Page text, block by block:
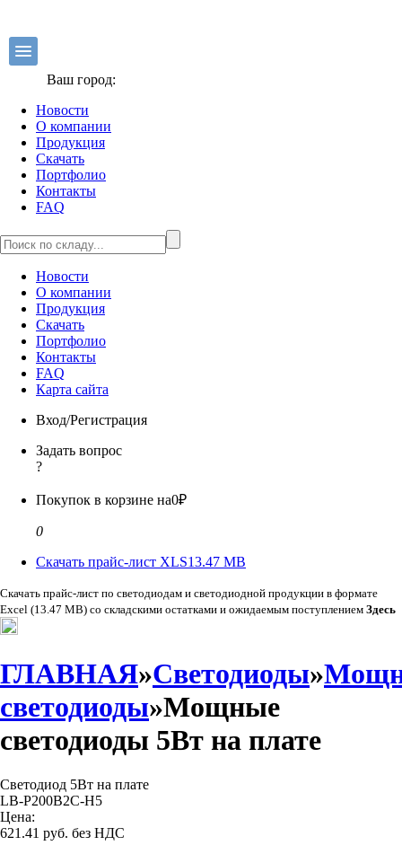
Ваш город:
Новости
О компании
Продукция
Скачать
Портфолио
Контакты
FAQ
Новости
О компании
Продукция
Скачать
Портфолио
Контакты
FAQ
Карта сайта
Вход/Регистрация
Задать вопрос
?
Покупок в корзине на0₽
0
Скачать прайс-лист XLS13.47 MB
Скачать прайс-лист по светодиодам и светодиодной продукции в формате
Excel (13.47 MB) со складскими остатками и ожидаемым поступлением Здесь
ГЛАВНАЯ»Светодиоды»
светодиоды»Мощные
светодиоды 5Вт на плате
Светодиод 5Вт на плате
LB-P200B2C-H5
Цена:
621.41 руб. без НДС